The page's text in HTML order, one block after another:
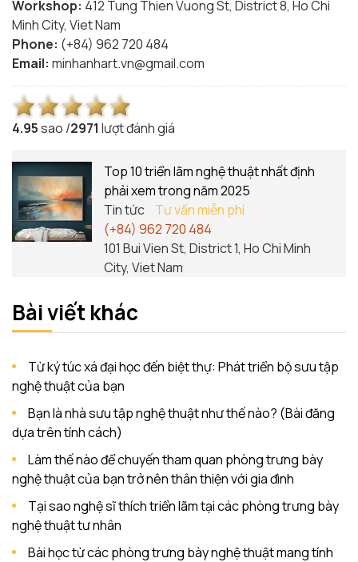
Workshop: 412 Tung Thien Vuong St, District 8, Ho Chi
Minh City, Viet Nam
Phone: (+84) 962 720 484
Email: minhanhart.vn@gmail.com
4.95sao /2971 lượt đánh giá
Top 10 triển lãm nghệ thuật nhất định
phải xem trong năm 2025
Tin tức
Tư vấn miễn phí
(+84) 962 720 484
101 Bui Vien St, District 1, Ho Chi Minh
City, Viet Nam
Bài viết khác
Từ ký túc xá đại học đến biệt thự: Phát triển bộ sưu tập
nghệ thuật của bạn
Bạn là nhà sưu tập nghệ thuật như thế nào? (Bài đăng
dựa trên tính cách)
Làm thế nào để chuyến tham quan phòng trưng bày
nghệ thuật của bạn trở nên thân thiện với gia đình
Tại sao nghệ sĩ thích triển lãm tại các phòng trưng bày
nghệ thuật tư nhân
Bài học từ các phòng trưng bày nghệ thuật mang tính